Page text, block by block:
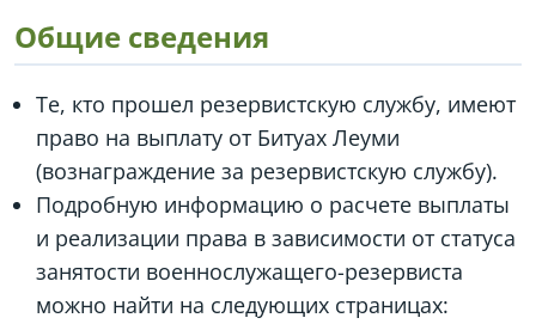
Общие сведения
Те, кто прошел резервистскую службу, имеют
право на выплату от Битуах Леуми
(вознаграждение за резервистскую службу).
Подробную информацию о расчете выплаты
и реализации права в зависимости от статуса
занятости военнослужащего-резервиста
можно найти на следующих страницах: